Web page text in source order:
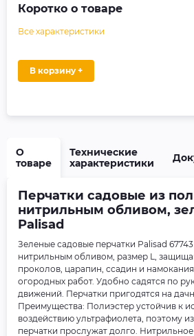
Коротко о товаре
Все характеристики
В корзину +
О
товаре
Технические
характеристики
Перчатки садовые из
нитрильным обливом,
Palisad
Зеленые садовые перчатки Palisad
нитрильным обливом, размер L,
проколов, царапин, ссадин и
огородных работ. Удобно садятся по
движений. Перчатки пригодятся на
Преимущества: Полиэстер устойчив к
воздействию ультрафиолета, поэтому
перчатки прослужат долго.